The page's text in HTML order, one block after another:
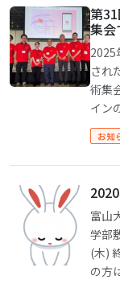
第
集会
2025
され
術集
イン
お知
富山
学部
(木)
の方